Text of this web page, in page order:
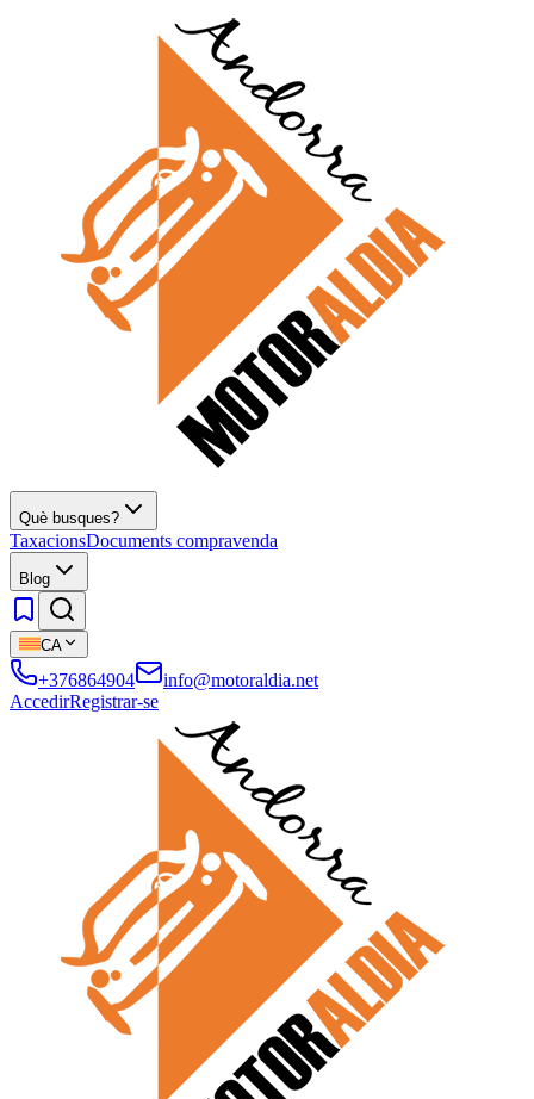
Què busques?
TaxacionsDocuments compravenda
Blog
CA
+376864904
info@motoraldia.net
AccedirRegistrar-se